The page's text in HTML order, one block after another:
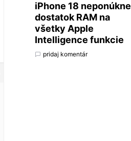
iPhone 18 neponúkne
dostatok RAM na
všetky Apple
Intelligence funkcie
pridaj komentár